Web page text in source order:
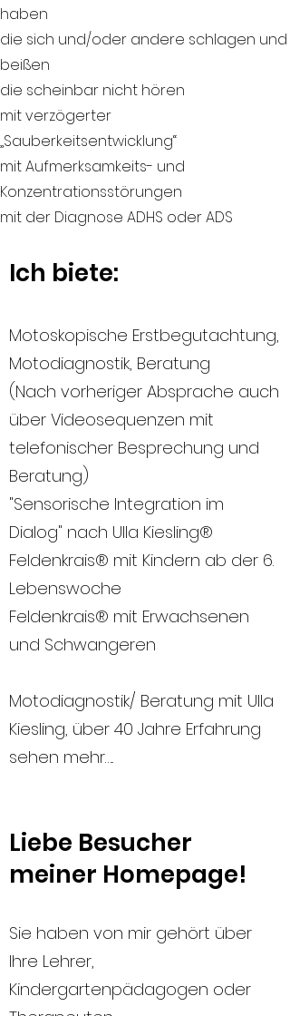
haben
die sich und/oder andere schlagen und
beißen
die scheinbar nicht hören
mit verzögerter
„Sauberkeitsentwicklung“
mit Aufmerksamkeits- und
Konzentrationsstörungen
mit der Diagnose ADHS oder ADS
Ich biete:
Motoskopische Erstbegutachtung,
Motodiagnostik, Beratung
(Nach vorheriger Absprache auch
über Videosequenzen mit
telefonischer Besprechung und
Beratung)
"Sensorische Integration im
Dialog" nach Ulla Kiesling®
Feldenkrais® mit Kindern ab der 6.
Lebenswoche
Feldenkrais® mit Erwachsenen
und Schwangeren​
​Motodiagnostik/ Beratung mit Ulla
Kiesling, über 40 Jahre Erfahrung
sehen mehr…..
Liebe Besucher
meiner Homepage!
Sie haben von mir gehört über
Ihre Lehrer,
Kindergartenpädagogen oder